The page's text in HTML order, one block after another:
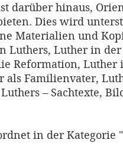
darüber hinaus,
Dies wird
Materialien und
Luthers, Luther in der
Reformation, Luther
als Familienvater,
– Sachtexte,
in der Kategorie